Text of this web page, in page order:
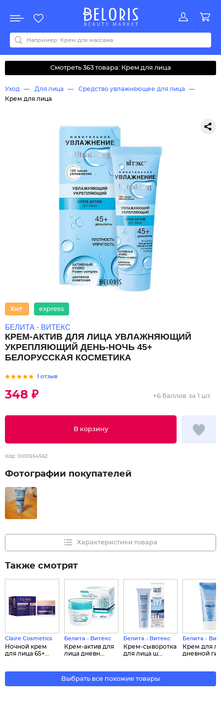
Акции
Все бренды
0-9ABCDEFGHIJKLMNOPQRSTUVWYZАБВДЗИМОКЛНПРСТУФ
Смотреть 363 товара: Крем для лица
Уход Для лица
Средство увлажняющее для лица
Крем для лица
express
БЕЛИТА - ВИТЕКС
КРЕМ-АКТИВ ДЛЯ ЛИЦА УВЛАЖНЯЮЩИЙ
УКРЕПЛЯЮЩИЙ ДЕНЬ-НОЧЬ 45+
БЕЛОРУССКАЯ КОСМЕТИКА
1 отзыв
348 ₽
В корзину
+6 баллов за 1 шт.
Код: 1000554562
Фотографии покупателей
Характеристики товара
Также смотрят
Claire Cosmetics
Ночной крем
для лица 65+...
Белита - Витекс
Крем-актив для
лица дневн...
Белита - Витекс
Крем-сыворотка
для лица ш...
Белита -
Крем для
дневной
Выбрать все похожие товары